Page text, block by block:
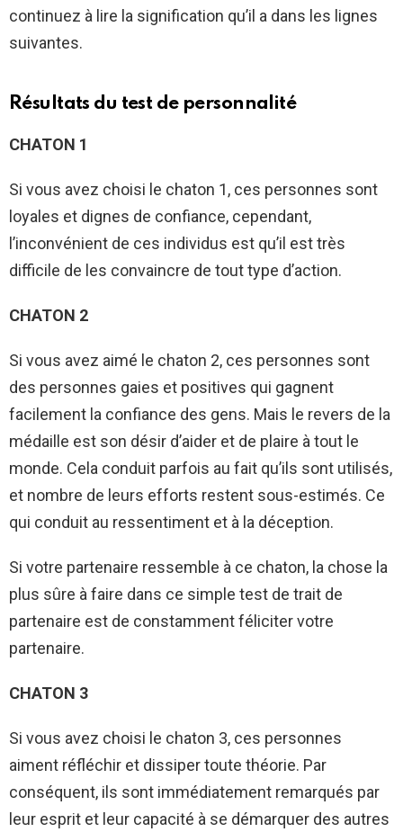
continuez à lire la signification qu’il a dans les lignes
suivantes.
Résultats du test de personnalité
CHATON 1
Si vous avez choisi le chaton 1, ces personnes sont
loyales et dignes de confiance, cependant,
l’inconvénient de ces individus est qu’il est très
difficile de les convaincre de tout type d’action.
CHATON 2
Si vous avez aimé le chaton 2, ces personnes sont
des personnes gaies et positives qui gagnent
facilement la confiance des gens. Mais le revers de la
médaille est son désir d’aider et de plaire à tout le
monde. Cela conduit parfois au fait qu’ils sont utilisés,
et nombre de leurs efforts restent sous-estimés. Ce
qui conduit au ressentiment et à la déception.
Si votre partenaire ressemble à ce chaton, la chose la
plus sûre à faire dans ce simple test de trait de
partenaire est de constamment féliciter votre
partenaire.
CHATON 3
Si vous avez choisi le chaton 3, ces personnes
aiment réfléchir et dissiper toute théorie. Par
conséquent, ils sont immédiatement remarqués par
leur esprit et leur capacité à se démarquer des autres